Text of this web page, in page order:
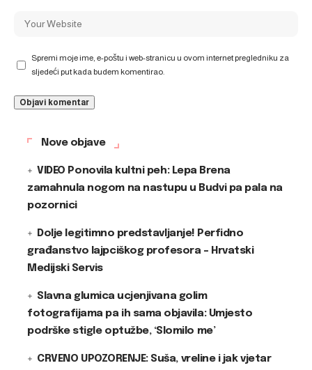
Spremi moje ime, e-poštu i web-stranicu u ovom internet pregledniku za
sljedeći put kada budem komentirao.
Nove objave
VIDEO Ponovila kultni peh: Lepa Brena
zamahnula nogom na nastupu u Budvi pa pala na
pozornici
Dolje legitimno predstavljanje! Perfidno
građanstvo lajpciškog profesora – Hrvatski
Medijski Servis
Slavna glumica ucjenjivana golim
fotografijama pa ih sama objavila: Umjesto
podrške stigle optužbe, ‘Slomilo me’
CRVENO UPOZORENJE: Suša, vreline i jak vjetar